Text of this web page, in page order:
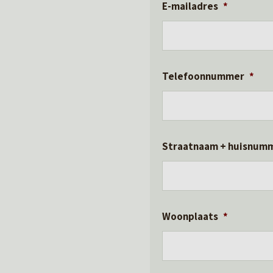
E-mailadres *
Telefoonnummer *
Straatnaam +
Woonplaats *